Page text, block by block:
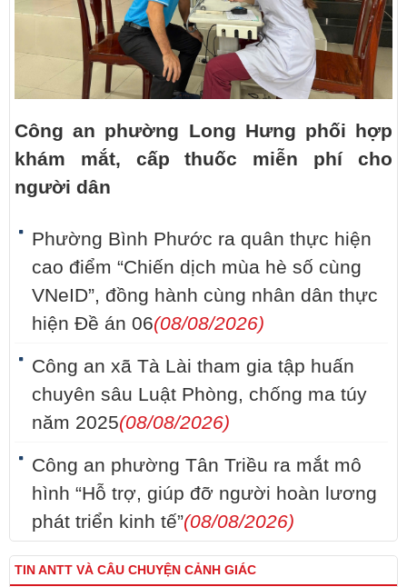
Công an phường Long Hưng phối hợp
khám mắt, cấp thuốc miễn phí cho
người dân
Phường Bình Phước ra quân thực hiện
cao điểm “Chiến dịch mùa hè số cùng
VNeID”, đồng hành cùng nhân dân thực
hiện Đề án 06(08/08/2026)
Công an xã Tà Lài tham gia tập huấn
chuyên sâu Luật Phòng, chống ma túy
năm 2025(08/08/2026)
Công an phường Tân Triều ra mắt mô
hình “Hỗ trợ, giúp đỡ người hoàn lương
phát triển kinh tế”(08/08/2026)
TIN ANTT VÀ CÂU CHUYỆN CẢNH GIÁC